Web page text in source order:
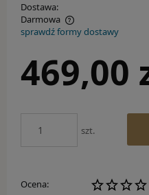
Guess
Dostawa:
Darmowa
Cena nie zawiera
sprawdź formy dostawy
469,00
szt.
Ocena: